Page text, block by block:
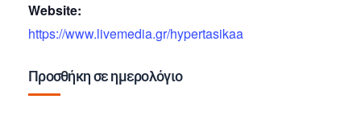
Website:
https://www.livemedia.gr/hypertasikaa
Προσθήκη σε ημερολόγιο